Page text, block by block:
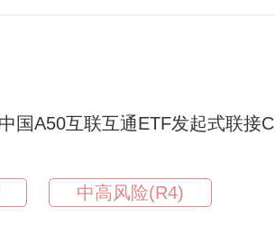
国A50互联互通ETF发起式联接C
中高风险(R4)